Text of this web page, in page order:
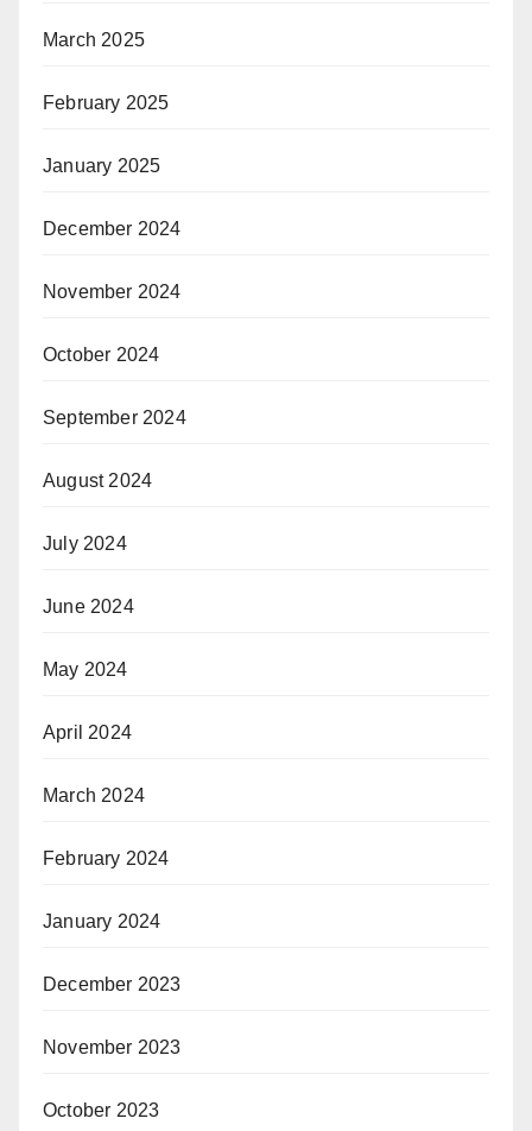
March 2025
February 2025
January 2025
December 2024
November 2024
October 2024
September 2024
August 2024
July 2024
June 2024
May 2024
April 2024
March 2024
February 2024
January 2024
December 2023
November 2023
October 2023